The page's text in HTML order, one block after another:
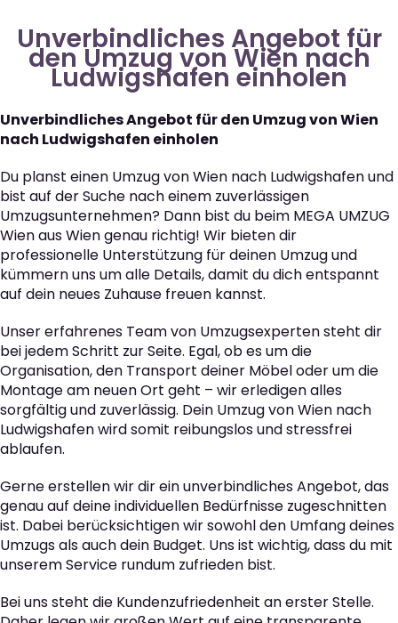
Unverbindliches Angebot für
den Umzug von Wien nach
Ludwigshafen einholen
Unverbindliches Angebot für den Umzug von Wien
nach Ludwigshafen einholen
Du planst einen Umzug von Wien nach Ludwigshafen und
bist auf der Suche nach einem zuverlässigen
Umzugsunternehmen? Dann bist du beim MEGA UMZUG
Wien aus Wien genau richtig! Wir bieten dir
professionelle Unterstützung für deinen Umzug und
kümmern uns um alle Details, damit du dich entspannt
auf dein neues Zuhause freuen kannst.
Unser erfahrenes Team von Umzugsexperten steht dir
bei jedem Schritt zur Seite. Egal, ob es um die
Organisation, den Transport deiner Möbel oder um die
Montage am neuen Ort geht – wir erledigen alles
sorgfältig und zuverlässig. Dein Umzug von Wien nach
Ludwigshafen wird somit reibungslos und stressfrei
ablaufen.
Gerne erstellen wir dir ein unverbindliches Angebot, das
genau auf deine individuellen Bedürfnisse zugeschnitten
ist. Dabei berücksichtigen wir sowohl den Umfang deines
Umzugs als auch dein Budget. Uns ist wichtig, dass du mit
unserem Service rundum zufrieden bist.
Bei uns steht die Kundenzufriedenheit an erster Stelle.